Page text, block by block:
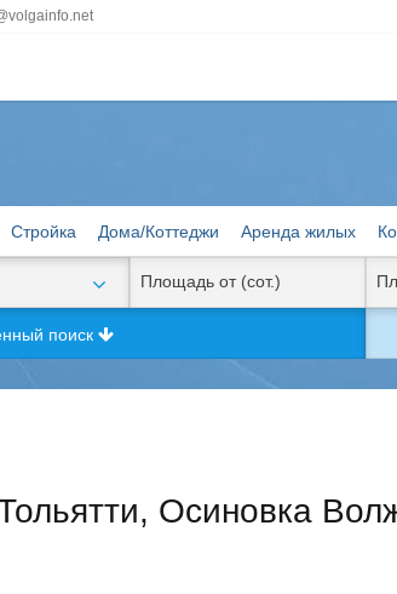
Стройка Дома/Коттеджи Аренда жилых
поиск
Осиновка